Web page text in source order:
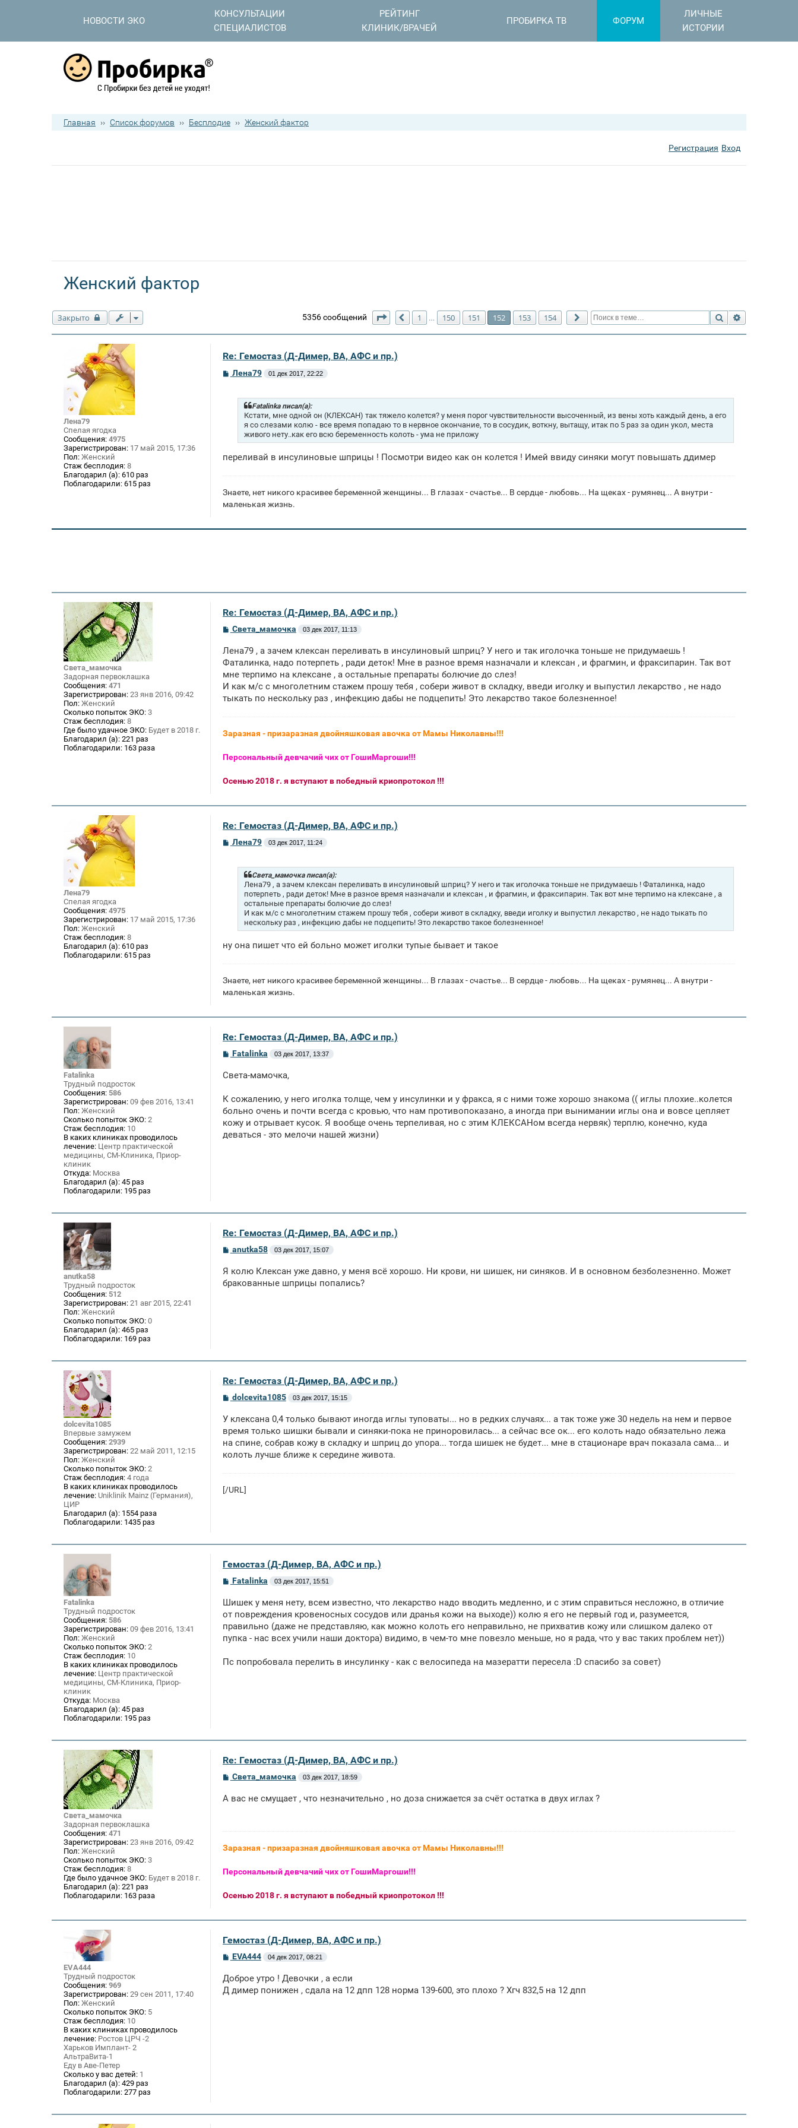
НОВОСТИ ЭКО
КОНСУЛЬТАЦИИ
СПЕЦИАЛИСТОВ
РЕЙТИНГ
КЛИНИК/ВРАЧЕЙ
ПРОБИРКА ТВ ФОРУМ
ЛИЧНЫЕ
ИСТОРИИ
Главная ›› Список форумов ›› Бесплодие ›› Женский фактор
Регистрация Вход
Женский фактор
Закрыто Поиск
5356 сообщений Страница 152 из154
Пред.
1 … 150 151 152 153 154 След.
Лена79
Спелая ягодка
Сообщения: 4975
Зарегистрирован: 17 май 2015, 17:36
Пол: Женский
Стаж бесплодия: 8
Благодарил (а): 610 раз
Поблагодарили: 615 раз
Re: Гемостаз (Д-Димер, ВА, АФС и пр.)
С
Лена79 01 дек 2017, 22:22
Fatalinka писал(а):
Кстати, мне одной он (КЛЕКСАН) так тяжело колется? у меня порог чувствительности высоченный, из вены хоть каждый день, а его
я со слезами колю - все время попадаю то в нервное окончание, то в сосудик, воткну, вытащу, итак по 5 раз за один укол, места
живого нету..как его всю беременность колоть - ума не приложу
переливай в инсулиновые шприцы ! Посмотри видео как он колется ! Имей ввиду синяки могут повышать ддимер
Знаете, нет никого красивее беременной женщины... В глазах - счастье... В сердце - любовь... На щеках - румянец... А внутри -
маленькая жизнь.
Света_мамочка
Задорная первоклашка
Сообщения: 471
Зарегистрирован: 23 янв 2016, 09:42
Пол: Женский
Сколько попыток ЭКО: 3
Стаж бесплодия: 8
Где было удачное ЭКО: Будет в 2018 г.
Благодарил (а): 221 раз
Поблагодарили: 163 раза
Re: Гемостаз (Д-Димер, ВА, АФС и пр.)
С
б
щ
н
и
Света_мамочка 03 дек 2017, 11:13
Лена79 , а зачем клексан переливать в инсулиновый шприц? У него и так иголочка тоньше не придумаешь !
Фаталинка, надо потерпеть , ради деток! Мне в разное время назначали и клексан , и фрагмин, и фраксипарин. Так вот
мне терпимо на клексане , а остальные препараты болючие до слез!
И как м/с с многолетним стажем прошу тебя , собери живот в складку, введи иголку и выпустил лекарство , не надо
тыкать по нескольку раз , инфекцию дабы не подцепить! Это лекарство такое болезненное!
Заразная - призаразная двойняшковая авочка от Мамы Николавны!!!
Персональный девчачий чих от ГошиМаргоши!!!
Осенью 2018 г. я вступают в победный криопротокол !!!
Лена79
Спелая ягодка
Сообщения: 4975
Зарегистрирован: 17 май 2015, 17:36
Пол: Женский
Стаж бесплодия: 8
Благодарил (а): 610 раз
Поблагодарили: 615 раз
Re: Гемостаз (Д-Димер, ВА, АФС и пр.)
С
Лена79 03 дек 2017, 11:24
Света_мамочка писал(а):
Лена79 , а зачем клексан переливать в инсулиновый шприц? У него и так иголочка тоньше не придумаешь ! Фаталинка, надо
потерпеть , ради деток! Мне в разное время назначали и клексан , и фрагмин, и фраксипарин. Так вот мне терпимо на клексане , а
остальные препараты болючие до слез!
И как м/с с многолетним стажем прошу тебя , собери живот в складку, введи иголку и выпустил лекарство , не надо тыкать по
нескольку раз , инфекцию дабы не подцепить! Это лекарство такое болезненное!
ну она пишет что ей больно может иголки тупые бывает и такое
Знаете, нет никого красивее беременной женщины... В глазах - счастье... В сердце - любовь... На щеках - румянец... А внутри -
маленькая жизнь.
Fatalinka
Трудный подросток
Сообщения: 586
Зарегистрирован: 09 фев 2016, 13:41
Пол: Женский
Сколько попыток ЭКО: 2
Стаж бесплодия: 10
В каких клиниках проводилось
лечение: Центр практической
медицины, СМ-Клиника, Приор-
клиник
Откуда: Москва
Благодарил (а): 45 раз
Поблагодарили: 195 раз
Re: Гемостаз (Д-Димер, ВА, АФС и пр.)
С
б
н
и
Fatalinka 03 дек 2017, 13:37
Света-мамочка,
К сожалению, у него иголка толще, чем у инсулинки и у фракса, я с ними тоже хорошо знакома (( иглы плохие..колется
больно очень и почти всегда с кровью, что нам противопоказано, а иногда при вынимании иглы она и вовсе цепляет
кожу и отрывает кусок. Я вообще очень терпеливая, но с этим КЛЕКСАНом всегда нервяк) терплю, конечно, куда
деваться - это мелочи нашей жизни)
anutka58
Трудный подросток
Сообщения: 512
Зарегистрирован: 21 авг 2015, 22:41
Пол: Женский
Сколько попыток ЭКО: 0
Благодарил (а): 465 раз
Поблагодарили: 169 раз
Re: Гемостаз (Д-Димер, ВА, АФС и пр.)
С
б
щ
anutka58 03 дек 2017, 15:07
Я колю Клексан уже давно, у меня всё хорошо. Ни крови, ни шишек, ни синяков. И в основном безболезненно. Может
бракованные шприцы попались?
dolcevita1085
Впервые замужем
Сообщения: 2939
Зарегистрирован: 22 май 2011, 12:15
Пол: Женский
Сколько попыток ЭКО: 2
Стаж бесплодия: 4 года
В каких клиниках проводилось
лечение: Uniklinik Mainz (Германия),
ЦИР
Благодарил (а): 1554 раза
Поблагодарили: 1435 раз
Re: Гемостаз (Д-Димер, ВА, АФС и пр.)
С
б
щ
е
н
и
dolcevita1085 03 дек 2017, 15:15
У клексана 0,4 только бывают иногда иглы туповаты... но в редких случаях... а так тоже уже 30 недель на нем и первое
время только шишки бывали и синяки-пока не приноровилась... а сейчас все ок... его колоть надо обязательно лежа
на спине, собрав кожу в складку и шприц до упора... тогда шишек не будет... мне в стационаре врач показала сама... и
колоть лучше ближе к середине живота.
[/URL]
Fatalinka
Трудный подросток
Сообщения: 586
Зарегистрирован: 09 фев 2016, 13:41
Пол: Женский
Сколько попыток ЭКО: 2
Стаж бесплодия: 10
В каких клиниках проводилось
лечение: Центр практической
медицины, СМ-Клиника, Приор-
клиник
Откуда: Москва
Благодарил (а): 45 раз
Поблагодарили: 195 раз
Гемостаз (Д-Димер, ВА, АФС и пр.)
С
б
щ
н
и
Fatalinka 03 дек 2017, 15:51
Шишек у меня нету, всем известно, что лекарство надо вводить медленно, и с этим справиться несложно, в отличие
от повреждения кровеносных сосудов или дранья кожи на выходе)) колю я его не первый год и, разумеется,
правильно (даже не представляю, как можно колоть его неправильно, не прихватив кожу или слишком далеко от
пупка - нас всех учили наши доктора) видимо, в чем-то мне повезло меньше, но я рада, что у вас таких проблем нет))
Пс попробовала перелить в инсулинку - как с велосипеда на мазератти пересела :D спасибо за совет)
Света_мамочка
Задорная первоклашка
Сообщения: 471
Зарегистрирован: 23 янв 2016, 09:42
Пол: Женский
Сколько попыток ЭКО: 3
Стаж бесплодия: 8
Где было удачное ЭКО: Будет в 2018 г.
Благодарил (а): 221 раз
Поблагодарили: 163 раза
Re: Гемостаз (Д-Димер, ВА, АФС и пр.)
С
б
Света_мамочка 03 дек 2017, 18:59
А вас не смущает , что незначительно , но доза снижается за счёт остатка в двух иглах ?
Заразная - призаразная двойняшковая авочка от Мамы Николавны!!!
Персональный девчачий чих от ГошиМаргоши!!!
Осенью 2018 г. я вступают в победный криопротокол !!!
EVA444
Трудный подросток
Сообщения: 969
Зарегистрирован: 29 сен 2011, 17:40
Пол: Женский
Сколько попыток ЭКО: 5
Стаж бесплодия: 10
В каких клиниках проводилось
лечение: Ростов ЦРЧ -2
Харьков Имплант- 2
АльтраВита-1
Еду в Аве-Петер
Сколько у вас детей: 1
Благодарил (а): 429 раз
Поблагодарили: 277 раз
Гемостаз (Д-Димер, ВА, АФС и пр.)
С
б
щ
е
EVA444 04 дек 2017, 08:21
Доброе утро ! Девочки , а если
Д димер понижен , сдала на 12 дпп 128 норма 139-600, это плохо ? Хгч 832,5 на 12 дпп